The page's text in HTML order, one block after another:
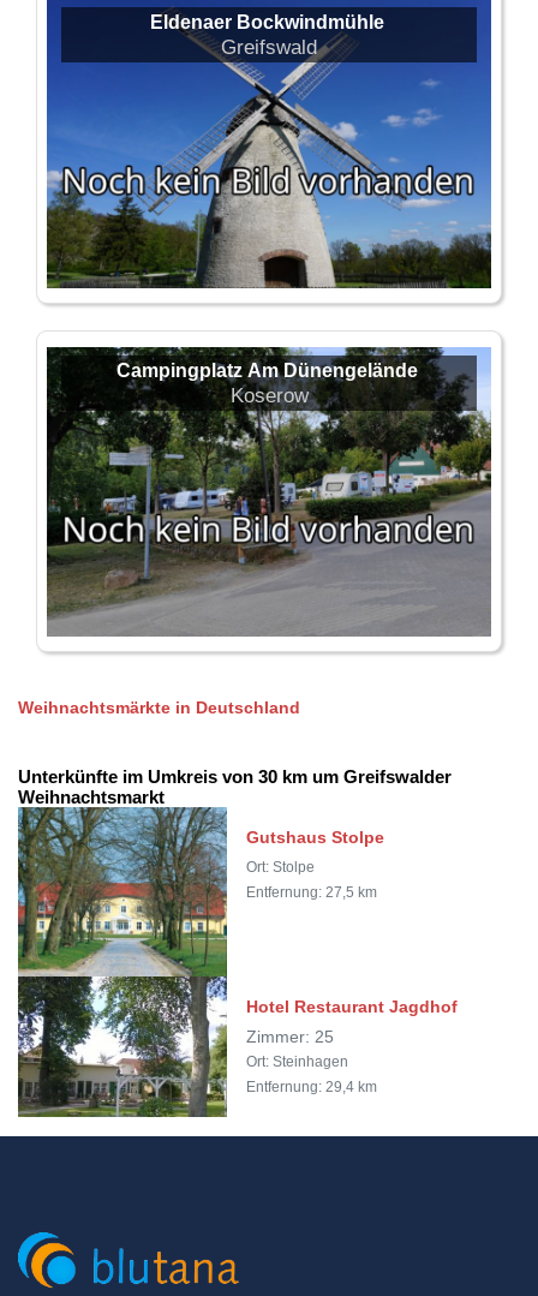
Eldenaer Bockwindmühle
Greifswald
Campingplatz Am Dünengelände
Koserow
Weihnachtsmärkte in Deutschland
Unterkünfte im Umkreis von 30 km um Greifswalder
Weihnachtsmarkt
Gutshaus Stolpe
Ort: Stolpe
Entfernung: 27,5 km
Hotel Restaurant Jagdhof
Zimmer: 25
Ort: Steinhagen
Entfernung: 29,4 km